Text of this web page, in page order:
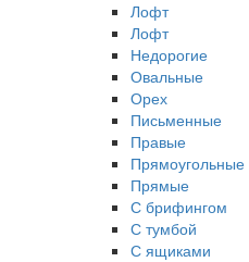
Лофт
Лофт
Недорогие
Овальные
Орех
Письменные
Правые
Прямоугольные
Прямые
С брифингом
С тумбой
С ящиками